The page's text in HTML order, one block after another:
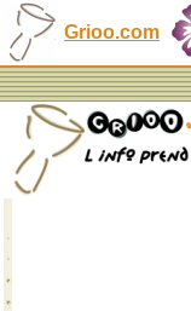
Grioo.com